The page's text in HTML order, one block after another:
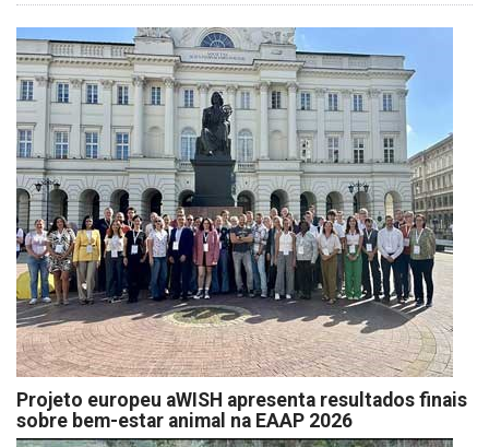
Projeto europeu aWISH apresenta resultados finais
sobre bem-estar animal na EAAP 2026